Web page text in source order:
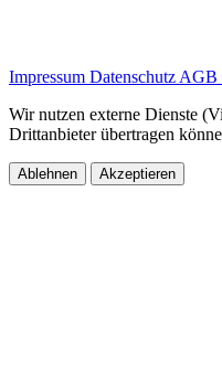
Impressum Datenschutz AGB
Wir nutzen externe Dienste
Drittanbieter übertragen
Ablehnen Akzeptieren